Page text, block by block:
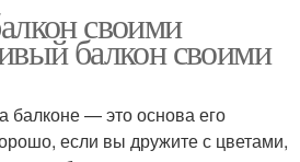
своими
балкон своими
балконе — это основа его
если вы дружите с цветами,